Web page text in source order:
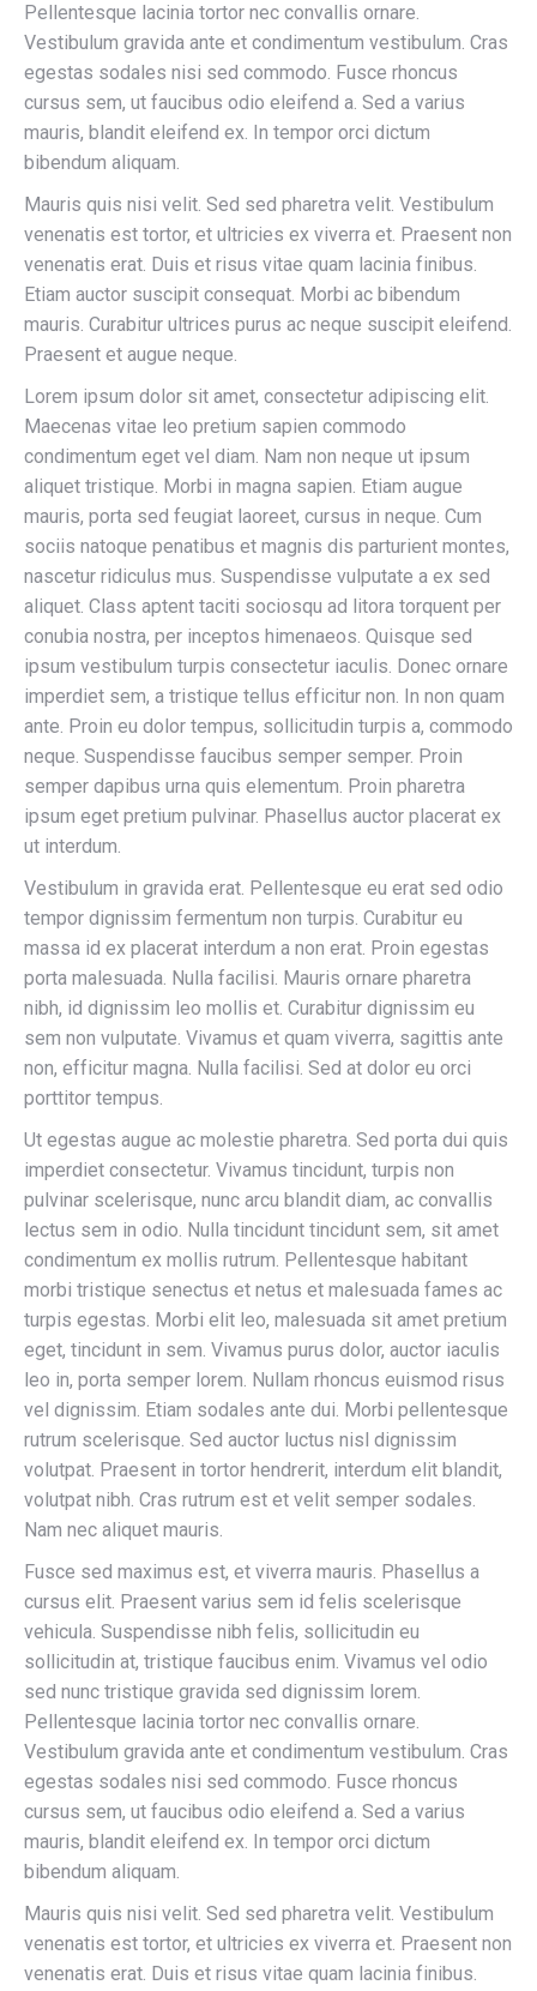
Pellentesque lacinia tortor nec convallis ornare.
Vestibulum gravida ante et condimentum vestibulum. Cras
egestas sodales nisi sed commodo. Fusce rhoncus
cursus sem, ut faucibus odio eleifend a. Sed a varius
mauris, blandit eleifend ex. In tempor orci dictum
bibendum aliquam.
Mauris quis nisi velit. Sed sed pharetra velit. Vestibulum
venenatis est tortor, et ultricies ex viverra et. Praesent non
venenatis erat. Duis et risus vitae quam lacinia finibus.
Etiam auctor suscipit consequat. Morbi ac bibendum
mauris. Curabitur ultrices purus ac neque suscipit eleifend.
Praesent et augue neque.
Lorem ipsum dolor sit amet, consectetur adipiscing elit.
Maecenas vitae leo pretium sapien commodo
condimentum eget vel diam. Nam non neque ut ipsum
aliquet tristique. Morbi in magna sapien. Etiam augue
mauris, porta sed feugiat laoreet, cursus in neque. Cum
sociis natoque penatibus et magnis dis parturient montes,
nascetur ridiculus mus. Suspendisse vulputate a ex sed
aliquet. Class aptent taciti sociosqu ad litora torquent per
conubia nostra, per inceptos himenaeos. Quisque sed
ipsum vestibulum turpis consectetur iaculis. Donec ornare
imperdiet sem, a tristique tellus efficitur non. In non quam
ante. Proin eu dolor tempus, sollicitudin turpis a, commodo
neque. Suspendisse faucibus semper semper. Proin
semper dapibus urna quis elementum. Proin pharetra
ipsum eget pretium pulvinar. Phasellus auctor placerat ex
ut interdum.
Vestibulum in gravida erat. Pellentesque eu erat sed odio
tempor dignissim fermentum non turpis. Curabitur eu
massa id ex placerat interdum a non erat. Proin egestas
porta malesuada. Nulla facilisi. Mauris ornare pharetra
nibh, id dignissim leo mollis et. Curabitur dignissim eu
sem non vulputate. Vivamus et quam viverra, sagittis ante
non, efficitur magna. Nulla facilisi. Sed at dolor eu orci
porttitor tempus.
Ut egestas augue ac molestie pharetra. Sed porta dui quis
imperdiet consectetur. Vivamus tincidunt, turpis non
pulvinar scelerisque, nunc arcu blandit diam, ac convallis
lectus sem in odio. Nulla tincidunt tincidunt sem, sit amet
condimentum ex mollis rutrum. Pellentesque habitant
morbi tristique senectus et netus et malesuada fames ac
turpis egestas. Morbi elit leo, malesuada sit amet pretium
eget, tincidunt in sem. Vivamus purus dolor, auctor iaculis
leo in, porta semper lorem. Nullam rhoncus euismod risus
vel dignissim. Etiam sodales ante dui. Morbi pellentesque
rutrum scelerisque. Sed auctor luctus nisl dignissim
volutpat. Praesent in tortor hendrerit, interdum elit blandit,
volutpat nibh. Cras rutrum est et velit semper sodales.
Nam nec aliquet mauris.
Fusce sed maximus est, et viverra mauris. Phasellus a
cursus elit. Praesent varius sem id felis scelerisque
vehicula. Suspendisse nibh felis, sollicitudin eu
sollicitudin at, tristique faucibus enim. Vivamus vel odio
sed nunc tristique gravida sed dignissim lorem.
Pellentesque lacinia tortor nec convallis ornare.
Vestibulum gravida ante et condimentum vestibulum. Cras
egestas sodales nisi sed commodo. Fusce rhoncus
cursus sem, ut faucibus odio eleifend a. Sed a varius
mauris, blandit eleifend ex. In tempor orci dictum
bibendum aliquam.
Mauris quis nisi velit. Sed sed pharetra velit. Vestibulum
venenatis est tortor, et ultricies ex viverra et. Praesent non
venenatis erat. Duis et risus vitae quam lacinia finibus.